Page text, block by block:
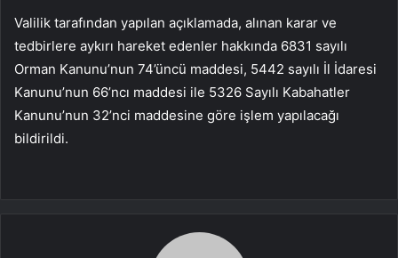
Valilik tarafından yapılan açıklamada, alınan karar ve
tedbirlere aykırı hareket edenler hakkında 6831 sayılı
Orman Kanunu’nun 74’üncü maddesi, 5442 sayılı İl İdaresi
Kanunu’nun 66’ncı maddesi ile 5326 Sayılı Kabahatler
Kanunu’nun 32’nci maddesine göre işlem yapılacağı
bildirildi.